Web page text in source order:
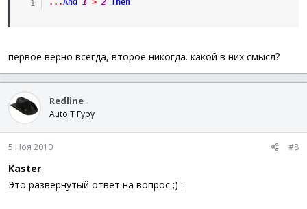
. . .And 1 > 2 Then
первое верно всегда, второе никогда. какой в них смысл?
Redline
AutoIT Гуру
5 Ноя 2010 #8
Kaster
Это развернутый ответ на вопрос ;) :